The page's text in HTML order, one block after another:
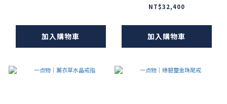
加入購物車
NT$32,400
加入購物車